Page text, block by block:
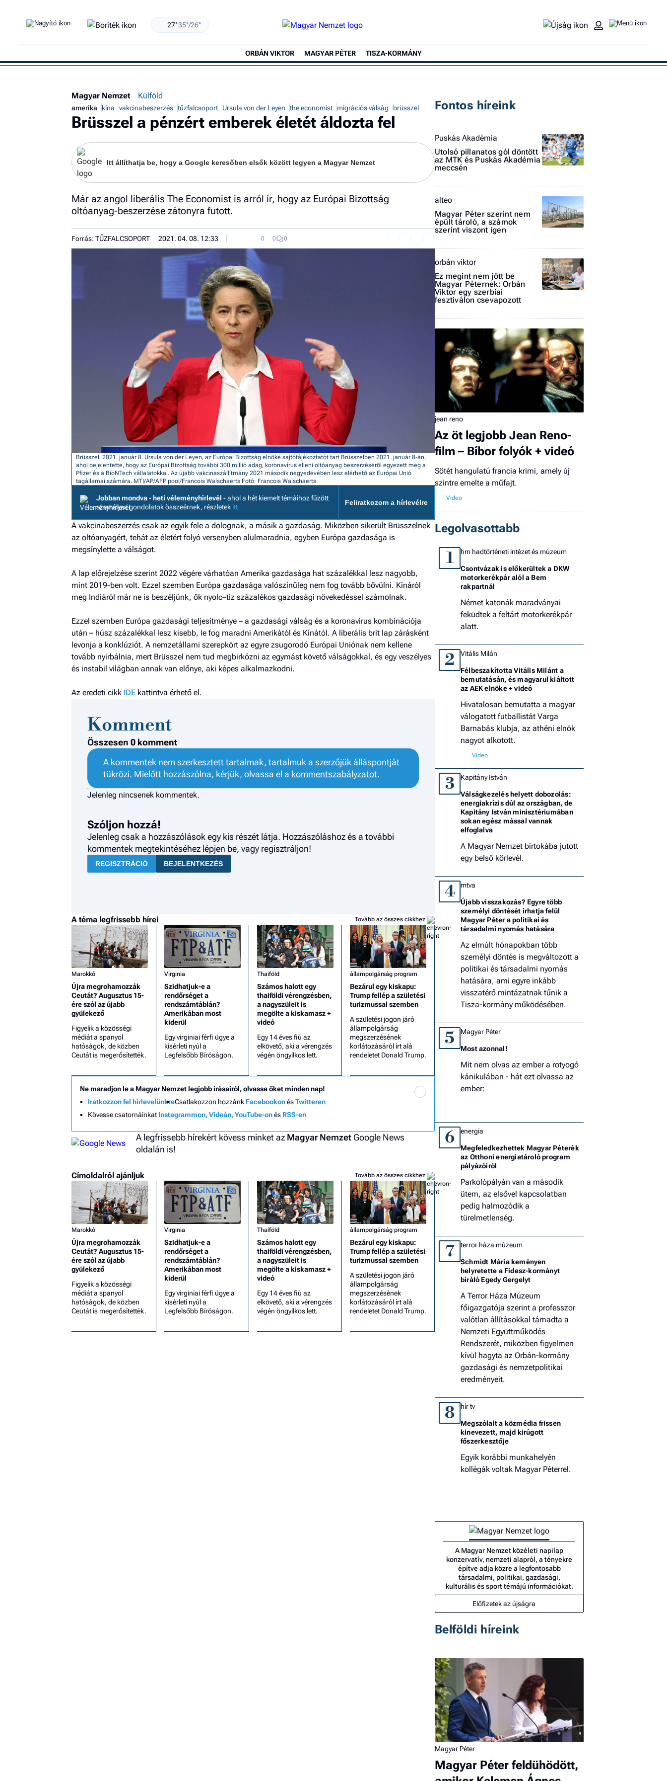
27°35°/26°
ORBÁN VIKTOR MAGYAR PÉTER TISZA-KORMÁNY
Magyar Nemzet Külföld
amerika kína vakcinabeszerzés tűzfalcsoport Ursula von der Leyen the economist migrációs válság brüsszel
Brüsszel a pénzért emberek életét áldozta fel
Itt állíthatja be, hogy a Google keresőben elsők között legyen a Magyar Nemzet
Már az angol liberális The Economist is arról ír, hogy az Európai Bizottság
oltóanyag-beszerzése zátonyra futott.
Forrás: TŰZFALCSOPORT 2021. 04. 08. 12:33 0 0 0
Brüsszel, 2021. január 8. Ursula von der Leyen, az Európai Bizottság elnöke sajtótájékoztatót tart Brüsszelben 2021. január 8-án,
ahol bejelentette, hogy az Európai Bizottság további 300 millió adag, koronavírus elleni oltóanyag beszerzésérõl egyezett meg a
Pfizer és a BioNTech vállalatokkal. Az újabb vakcinaszállítmány 2021 második negyedévében lesz elérhetõ az Európai Unió
tagállamai számára. MTI/AP/AFP pool/Francois Walschaerts Fotó: Francois Walschaerts
Jobban mondva - heti véleményhírlevél -ahol a hét kiemelt témáihoz fűzött
személyes gondolatok összeérnek, részletek itt.
Feliratkozom a hírlevélre
A vakcinabeszerzés csak az egyik fele a dolognak, a másik a gazdaság. Miközben sikerült Brüsszelnek
az oltóanyagért, tehát az életért folyó versenyben alulmaradnia, egyben Európa gazdasága is
megsínylette a válságot.
A lap előrejelzése szerint 2022 végére várhatóan Amerika gazdasága hat százalékkal lesz nagyobb,
mint 2019-ben volt. Ezzel szemben Európa gazdasága valószínűleg nem fog tovább bővülni. Kínáról
meg Indiáról már ne is beszéljünk, ők nyolc–tíz százalékos gazdasági növekedéssel számolnak.
Ezzel szemben Európa gazdasági teljesítménye – a gazdasági válság és a koronavírus kombinációja
után – húsz százalékkal lesz kisebb, le fog maradni Amerikától és Kínától. A liberális brit lap zárásként
levonja a konklúziót. A nemzetállami szerepkört az egyre zsugorodó Európai Uniónak nem kellene
tovább nyirbálnia, mert Brüsszel nem tud megbirkózni az egymást követő válságokkal, és egy veszélyes
és instabil világban annak van előnye, aki képes alkalmazkodni.
Az eredeti cikk IDE kattintva érhető el.
Komment
Összesen 0 komment
A kommentek nem szerkesztett tartalmak, tartalmuk a szerzőjük álláspontját
tükrözi. Mielőtt hozzászólna, kérjük, olvassa el a kommentszabályzatot.
Jelenleg nincsenek kommentek.
Szóljon hozzá!
Jelenleg csak a hozzászólások egy kis részét látja. Hozzászóláshoz és a további
kommentek megtekintéséhez lépjen be, vagy regisztráljon!
REGISZTRÁCIÓ BEJELENTKEZÉS
A téma legfrissebb hírei Tovább az összes cikkhez
Marokkó
Újra megrohamozzák
Ceutát? Augusztus 15-
ére szól az újabb
gyülekező
Figyelik a közösségi
médiát a spanyol
hatóságok, de közben
Ceutát is megerősítették.
Virginia
Szidhatjuk-e a
rendőrséget a
rendszámtáblán?
Amerikában most
kiderül
Egy virginiai férfi ügye a
kísérleti nyúl a
Legfelsőbb Bíróságon.
Thaiföld
Számos halott egy
thaiföldi vérengzésben,
a nagyszüleit is
megölte a kiskamasz +
videó
Egy 14 éves fiú az
elkövető, aki a vérengzés
végén öngyilkos lett.
állampolgárság program
Bezárul egy kiskapu:
Trump fellép a születési
turizmussal szemben
A születési jogon járó
állampolgárság
megszerzésének
korlátozásáról írt alá
rendeletet Donald Trump.
Ne maradjon le a Magyar Nemzet legjobb írásairól, olvassa őket minden nap!
Iratkozzon fel hírlevelünkreCsatlakozzon hozzánk FacebookonésTwitteren
Kövesse csatornáinkat Instagrammon, Videán, YouTube-onés RSS-en
A legfrissebb hírekért kövess minket az Magyar Nemzet Google News
oldalán is!
Címoldalról ajánljuk Tovább az összes cikkhez
Marokkó
Újra megrohamozzák
Ceutát? Augusztus 15-
ére szól az újabb
gyülekező
Figyelik a közösségi
médiát a spanyol
hatóságok, de közben
Ceutát is megerősítették.
Virginia
Szidhatjuk-e a
rendőrséget a
rendszámtáblán?
Amerikában most
kiderül
Egy virginiai férfi ügye a
kísérleti nyúl a
Legfelsőbb Bíróságon.
Thaiföld
Számos halott egy
thaiföldi vérengzésben,
a nagyszüleit is
megölte a kiskamasz +
videó
Egy 14 éves fiú az
elkövető, aki a vérengzés
végén öngyilkos lett.
állampolgárság program
Bezárul egy kiskapu:
Trump fellép a születési
turizmussal szemben
A születési jogon járó
állampolgárság
megszerzésének
korlátozásáról írt alá
rendeletet Donald Trump.
Fontos híreink
Puskás Akadémia
Utolsó pillanatos gól döntött
az MTK és Puskás Akadémia
meccsén
alteo
Magyar Péter szerint nem
épült tároló, a számok
szerint viszont igen
orbán viktor
Ez megint nem jött be
Magyar Péternek: Orbán
Viktor egy szerbiai
fesztiválon csevapozott
jean reno
Az öt legjobb Jean Reno-
film – Bíbor folyók + videó
Sötét hangulatú francia krimi, amely új
szintre emelte a műfajt.
Legolvasottabb
1 hm hadtörténeti intézet és múzeum
Csontvázak is előkerültek a DKW
motorkerékpár alól a Bem
rakpartnál
Német katonák maradványai
feküdtek a feltárt motorkerékpár
alatt.
2 Vitális Milán
Félbeszakította Vitális Milánt a
bemutatásán, és magyarul kiáltott
az AEK elnöke + videó
Hivatalosan bemutatta a magyar
válogatott futballistát Varga
Barnabás klubja, az athéni elnök
nagyot alkotott.
3 Kapitány István
Válságkezelés helyett dobozolás:
energiakrízis dúl az országban, de
Kapitány István minisztériumában
sokan egész mással vannak
elfoglalva
A Magyar Nemzet birtokába jutott
egy belső körlevél.
4 mtva
Újabb visszakozás? Egyre több
személyi döntését írhatja felül
Magyar Péter a politikai és
társadalmi nyomás hatására
Az elmúlt hónapokban több
személyi döntés is megváltozott a
politikai és társadalmi nyomás
hatására, ami egyre inkább
visszatérő mintázatnak tűnik a
Tisza-kormány működésében.
5 Magyar Péter
Most azonnal!
Mit nem olvas az ember a rotyogó
kánikulában - hát ezt olvassa az
ember:
6 energia
Megfeledkezhettek Magyar Péterék
az Otthoni energiatároló program
pályázóiról
Parkolópályán van a második
ütem, az elsővel kapcsolatban
pedig halmozódik a
türelmetlenség.
7 terror háza múzeum
Schmidt Mária keményen
helyretette a Fidesz-kormányt
bíráló Egedy Gergelyt
A Terror Háza Múzeum
főigazgatója szerint a professzor
valótlan állításokkal támadta a
Nemzeti Együttműködés
Rendszerét, miközben figyelmen
kívül hagyta az Orbán-kormány
gazdasági és nemzetpolitikai
eredményeit.
8 hír tv
Megszólalt a közmédia frissen
kinevezett, majd kirúgott
főszerkesztője
Egyik korábbi munkahelyén
kollégák voltak Magyar Péterrel.
A Magyar Nemzet közéleti napilap
konzervatív, nemzeti alapról, a tényekre
építve adja közre a legfontosabb
társadalmi, politikai, gazdasági,
kulturális és sport témájú információkat.
Előfizetek az újságra
Belföldi híreink
Magyar Péter
Magyar Péter feldühödött,